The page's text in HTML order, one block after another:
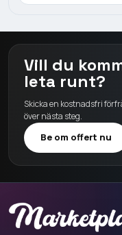
Vill du
leta runt?
Skicka en kostnadsfri
över nästa steg.
Be om offert nu